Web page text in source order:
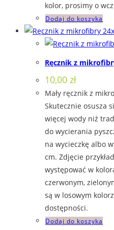
kolor, prosimy o
Dodaj do koszyka
Ręcznik z
10,00 zł
Mały ręcznik z
Skutecznie osusza
więcej wody niż
do wycierania
na wycieczkę albo
cm. Zdjęcie
występować w
czerwonym,
są w losowym
dostępności.
Dodaj do koszyka